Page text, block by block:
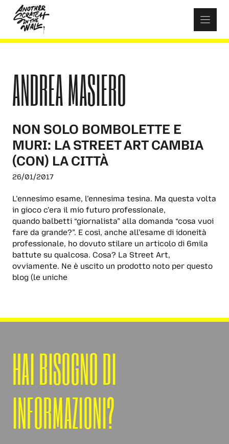
content
ANDREA MASIERO
NON SOLO BOMBOLETTE E
MURI: LA STREET ART CAMBIA
(CON) LA CITTÀ
26/01/2017
L’ennesimo esame, l’ennesima tesina. Ma questa volta
in gioco c’era il mio futuro professionale,
quando balbetti “giornalista” alla domanda “cosa vuoi
fare da grande?”. E così, anche all’esame di idoneità
professionale, ho dovuto stilare un articolo di 6mila
battute su qualcosa. Cosa? La Street Art,
ovviamente. Ne è uscito un prodotto noto per questo
blog (le uniche
HAI BISOGNO DI
INFORMAZIONI?